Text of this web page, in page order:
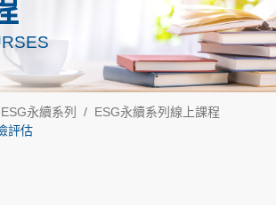
ESG永續系列
ESG永續系列線上課程
評估